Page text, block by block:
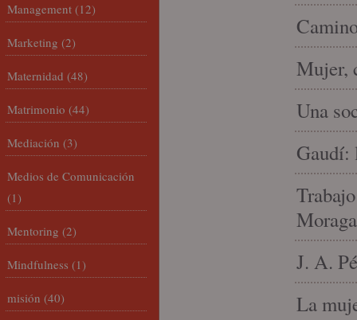
Mujer,
Una
Gaudí:
J. A.
La
Management (12)
Marketing (2)
Maternidad (48)
Matrimonio (44)
Mediación (3)
Medios de Comunicación
(1)
Mentoring (2)
Mindfulness (1)
misión (40)